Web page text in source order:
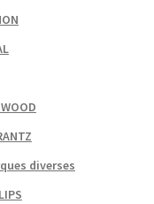
diverses